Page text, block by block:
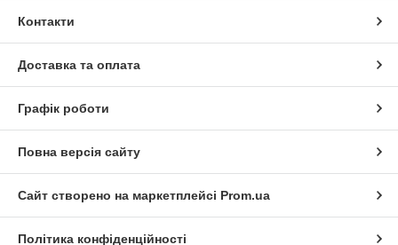
Контакти
Доставка та оплата
Графік роботи
Повна версія сайту
Сайт створено на маркетплейсі Prom.ua
Політика конфіденційності